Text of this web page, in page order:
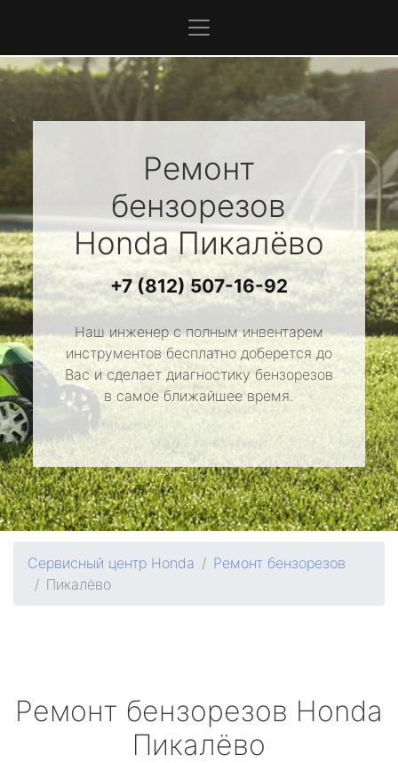
Ремонт
бензорезов
HondaПикалёво
+7 (812) 507-16-92
Наш инженер с полным инвентарем
инструментов бесплатно доберется до
Вас и сделает диагностику бензорезов
в самое ближайшее время.
Сервисный центр Honda
Ремонт бензорезов
Пикалёво
Ремонт бензорезов Honda
Пикалёво